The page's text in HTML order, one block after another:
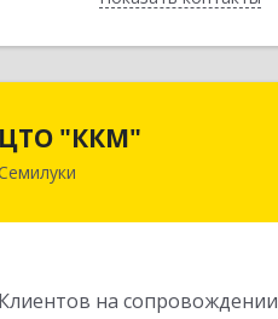
ЦТО "ККМ"
Клиентов на сопровождении